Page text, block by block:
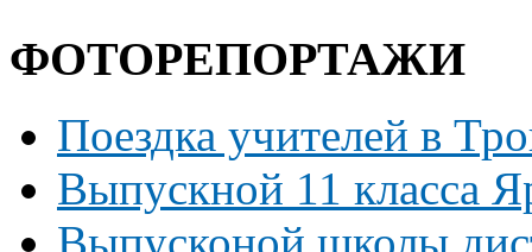
ФОТОРЕПОРТАЖИ
Поездка учителей в
Выпускной 11 класса